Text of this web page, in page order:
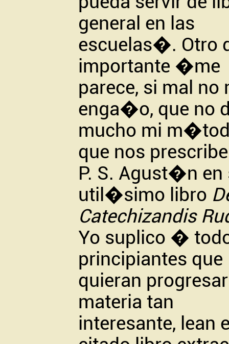
general en las
escuelas�. Otro
importante �me
parece, si mal no
enga�o, que no
mucho mi
que nos
P. S. Agust�n en
util�simo libro
Catechizandis
Yo suplico �
principiantes que
quieran
materia tan
interesante, lean